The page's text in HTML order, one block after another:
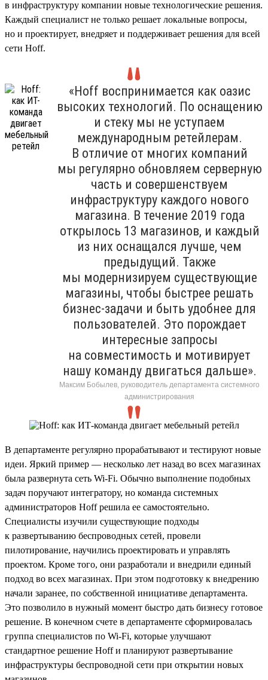
в инфраструктуру компании новые технологические решения.
Каждый специалист не только решает локальные вопросы,
но и проектирует, внедряет и поддерживает решения для всей
сети Hoff.
«Hoff воспринимается как оазис
высоких технологий. По оснащению
и стеку мы не уступаем
международным ретейлерам.
В отличие от многих компаний
мы регулярно обновляем серверную
часть и совершенствуем
инфраструктуру каждого нового
магазина. В течение 2019 года
открылось 13 магазинов, и каждый
из них оснащался лучше, чем
предыдущий. Также
мы модернизируем существующие
магазины, чтобы быстрее решать
бизнес-задачи и быть удобнее для
пользователей. Это порождает
интересные запросы
на совместимость и мотивирует
нашу команду двигаться дальше».
Максим Бобылев, руководитель департамента системного
администрирования
В департаменте регулярно прорабатывают и тестируют новые
идеи. Яркий пример — несколько лет назад во всех магазинах
была развернута сеть Wi-Fi. Обычно выполнение подобных
задач поручают интегратору, но команда системных
администраторов Hoff решила ее самостоятельно.
Специалисты изучили существующие подходы
к развертыванию беспроводных сетей, провели
пилотирование, научились проектировать и управлять
проектом. Кроме того, они разработали и внедрили единый
подход во всех магазинах. При этом подготовку к внедрению
начали заранее, по собственной инициативе департамента.
Это позволило в нужный момент быстро дать бизнесу готовое
решение. В конечном счете в департаменте сформировалась
группа специалистов по Wi-Fi, которые улучшают
стандартное решение Hoff и планируют развертывание
инфраструктуры беспроводной сети при открытии новых